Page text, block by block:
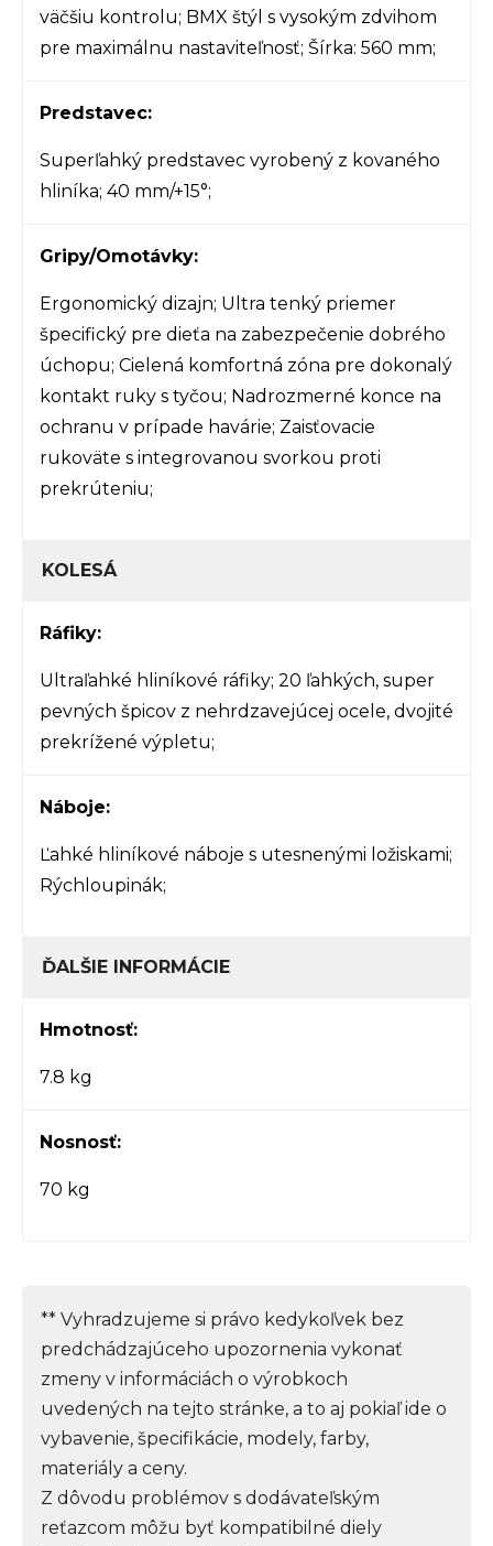
väčšiu kontrolu; BMX štýl s vysokým zdvihom
pre maximálnu nastaviteľnosť; Šírka: 560 mm;
Predstavec:
Superľahký predstavec vyrobený z kovaného
hliníka; 40 mm/+15°;
Gripy/Omotávky:
Ergonomický dizajn; Ultra tenký priemer
špecifický pre dieťa na zabezpečenie dobrého
úchopu; Cielená komfortná zóna pre dokonalý
kontakt ruky s tyčou; Nadrozmerné konce na
ochranu v prípade havárie; Zaisťovacie
rukoväte s integrovanou svorkou proti
prekrúteniu;
KOLESÁ
Ráfiky:
Ultraľahké hliníkové ráfiky; 20 ľahkých, super
pevných špicov z nehrdzavejúcej ocele, dvojité
prekrížené výpletu;
Náboje:
Ľahké hliníkové náboje s utesnenými ložiskami;
Rýchloupinák;
ĎALŠIE INFORMÁCIE
Hmotnosť:
7.8 kg
Nosnosť:
70 kg
** Vyhradzujeme si právo kedykoľvek bez
predchádzajúceho upozornenia vykonať
zmeny v informáciách o výrobkoch
uvedených na tejto stránke, a to aj pokiaľ ide o
vybavenie, špecifikácie, modely, farby,
materiály a ceny.
Z dôvodu problémov s dodávateľským
reťazcom môžu byť kompatibilné diely